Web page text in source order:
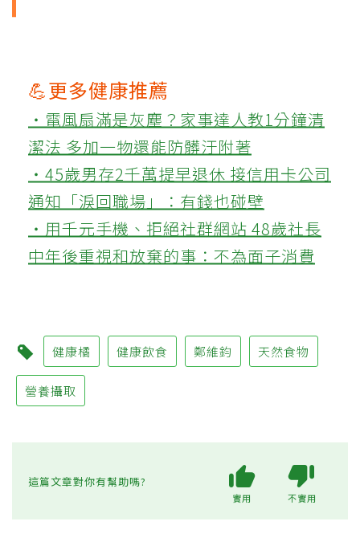
💪更多健康推薦
‧電風扇滿是灰塵？家事達人教1分鐘清
潔法 多加一物還能防髒汙附著
‧45歲男存2千萬提早退休 接信用卡公司
通知「淚回職場」：有錢也碰壁
‧用千元手機、拒絕社群網站 48歲社長
中年後重視和放棄的事：不為面子消費
健康橘 健康飲食 鄭維鈞 天然食物
營養攝取
這篇文章對你有幫助嗎?
實用 不實用